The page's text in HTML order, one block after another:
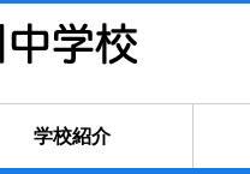
学校紹介